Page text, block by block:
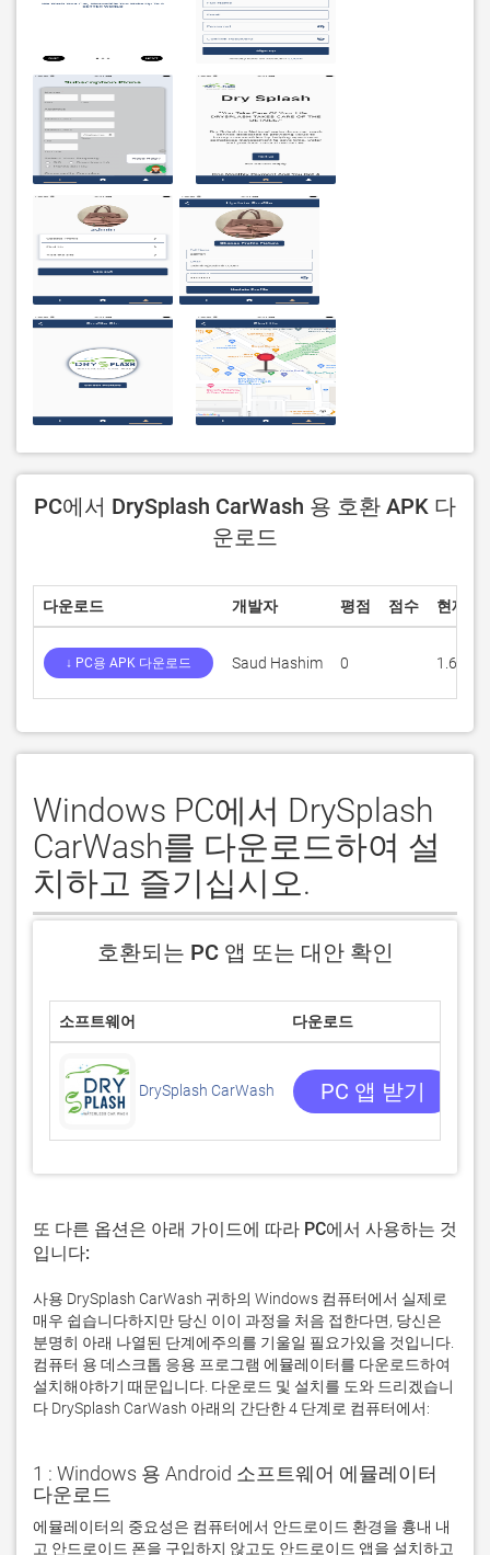
PC에서 DrySplash CarWash 용 호환 APK 다
운로드
다운로드 개발자 평점 점수 현재 버
↓ PC용 APK 다운로드 Saud Hashim 0 1.6
Windows PC에서 DrySplash
CarWash를 다운로드하여 설
치하고 즐기십시오.
호환되는 PC 앱 또는 대안 확인
소프트웨어 다운로드
DrySplash CarWash PC 앱 받기
또 다른 옵션은 아래 가이드에 따라 PC에서 사용하는 것
입니다:
사용 DrySplash CarWash 귀하의 Windows 컴퓨터에서 실제로
매우 쉽습니다하지만 당신 이이 과정을 처음 접한다면, 당신은
분명히 아래 나열된 단계에주의를 기울일 필요가있을 것입니다.
컴퓨터 용 데스크톱 응용 프로그램 에뮬레이터를 다운로드하여
설치해야하기 때문입니다. 다운로드 및 설치를 도와 드리겠습니
다 DrySplash CarWash 아래의 간단한 4 단계로 컴퓨터에서:
1 : Windows 용 Android 소프트웨어 에뮬레이터
다운로드
에뮬레이터의 중요성은 컴퓨터에서 안드로이드 환경을 흉내 내
고 안드로이드 폰을 구입하지 않고도 안드로이드 앱을 설치하고